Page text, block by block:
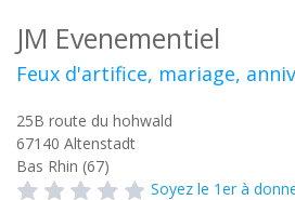
JM Evenementiel
Feux d'artifice, mariage,
25B route du hohwald
67140 Altenstadt
Bas Rhin (67)
Soyez le 1er à